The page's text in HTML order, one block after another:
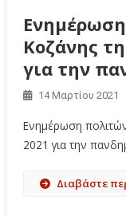
Κοζάνης
για την
14 Μαρτίου 2021
Ενημέρωση
2021 για την
Διαβάστε